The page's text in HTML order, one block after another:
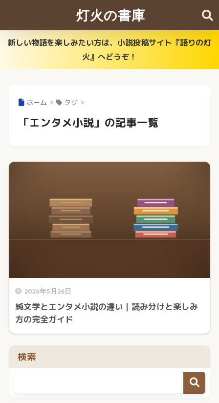
灯火の書庫
新しい物語を楽しみたい方は、小説投稿サイト『語りの灯
火』へどうぞ！
ホーム タグ
「エンタメ小説」の記事一覧
2026年5月26日
純文学とエンタメ小説の違い｜読み分けと楽しみ
方の完全ガイド
検索